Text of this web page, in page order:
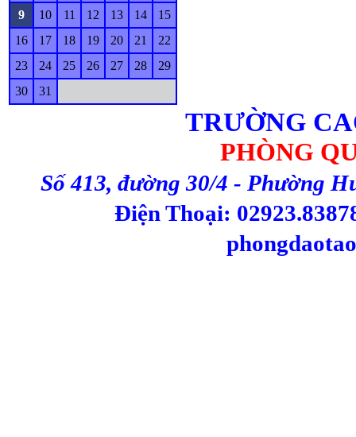
9
10 11 12 13 14
15
16
17 18 19 20 21
22
23
24 25 26 27 28
29
30
31
TRƯỜNG
PHÒNG
Số 413, đường 30/4 - Phường
Điện Thoại: